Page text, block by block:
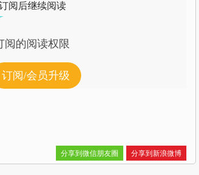
阅后继续阅读
的阅读权限
订阅/会员升级
分享到新浪微博
分享到微信朋友圈